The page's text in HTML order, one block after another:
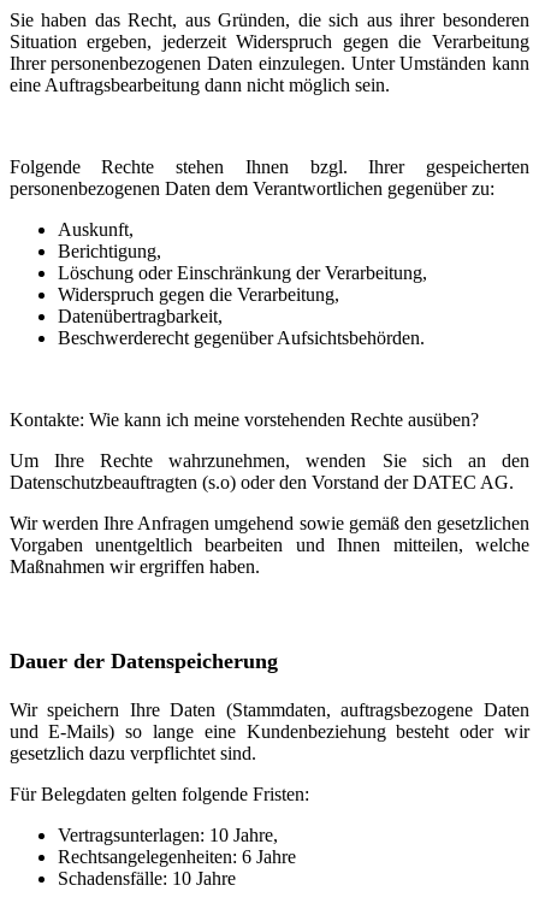
Sie haben das Recht, aus Gründen, die sich aus ihrer besonderen
Situation ergeben, jederzeit Widerspruch gegen die Verarbeitung
Ihrer personenbezogenen Daten einzulegen. Unter Umständen kann
eine Auftragsbearbeitung dann nicht möglich sein.
Folgende Rechte stehen Ihnen bzgl. Ihrer gespeicherten
personenbezogenen Daten dem Verantwortlichen gegenüber zu:
Auskunft,
Berichtigung,
Löschung oder Einschränkung der Verarbeitung,
Widerspruch gegen die Verarbeitung,
Datenübertragbarkeit,
Beschwerderecht gegenüber Aufsichtsbehörden.
Kontakte: Wie kann ich meine vorstehenden Rechte ausüben?
Um Ihre Rechte wahrzunehmen, wenden Sie sich an den
Datenschutzbeauftragten (s.o) oder den Vorstand der DATEC AG.
Wir werden Ihre Anfragen umgehend sowie gemäß den gesetzlichen
Vorgaben unentgeltlich bearbeiten und Ihnen mitteilen, welche
Maßnahmen wir ergriffen haben.
Dauer der Datenspeicherung
Wir speichern Ihre Daten (Stammdaten, auftragsbezogene Daten
und E-Mails) so lange eine Kundenbeziehung besteht oder wir
gesetzlich dazu verpflichtet sind.
Für Belegdaten gelten folgende Fristen:
Vertragsunterlagen: 10 Jahre,
Rechtsangelegenheiten: 6 Jahre
Schadensfälle: 10 Jahre